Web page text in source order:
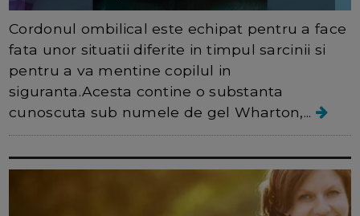
Cordonul ombilical este echipat pentru a face
fata unor situatii diferite in timpul sarcinii si
pentru a va mentine copilul in
siguranta.Acesta contine o substanta
cunoscuta sub numele de gel Wharton,...